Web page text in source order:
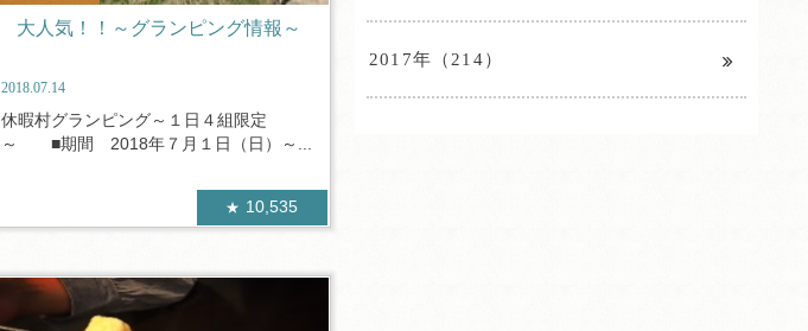
大人気！！～グランピング情報～
2018.07.14
休暇村グランピング～１日４組限定
～ ■期間 2018年７月１日（日）～...
10,535
2017年（214）